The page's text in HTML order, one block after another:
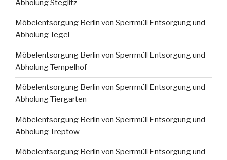
Abholung Steglitz
Möbelentsorgung Berlin von Sperrmüll Entsorgung und
Abholung Tegel
Möbelentsorgung Berlin von Sperrmüll Entsorgung und
Abholung Tempelhof
Möbelentsorgung Berlin von Sperrmüll Entsorgung und
Abholung Tiergarten
Möbelentsorgung Berlin von Sperrmüll Entsorgung und
Abholung Treptow
Möbelentsorgung Berlin von Sperrmüll Entsorgung und